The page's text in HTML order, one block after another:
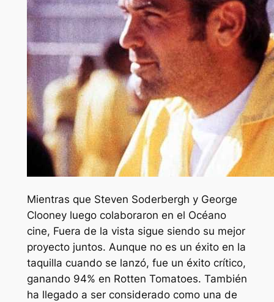
Mientras que Steven Soderbergh y George
Clooney luego colaboraron en el Océano
cine, Fuera de la vista sigue siendo su mejor
proyecto juntos. Aunque no es un éxito en la
taquilla cuando se lanzó, fue un éxito crítico,
ganando 94% en Rotten Tomatoes. También
ha llegado a ser considerado como una de